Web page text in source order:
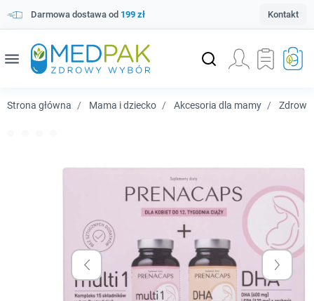
Darmowa dostawa od 199 zł Kontakt
menu
Strona główna Mama i dziecko Akcesoria dla mamy